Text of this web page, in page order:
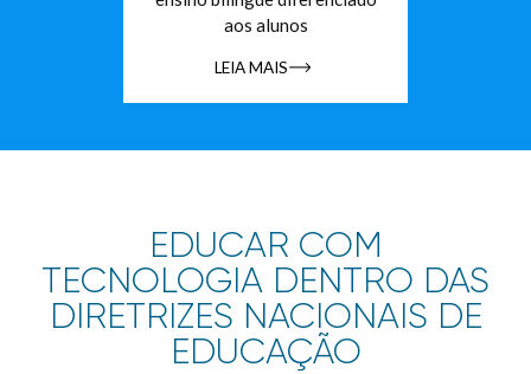
aos alunos
LEIA MAIS
EDUCAR COM
TECNOLOGIA DENTRO DAS
DIRETRIZES NACIONAIS DE
EDUCAÇÃO